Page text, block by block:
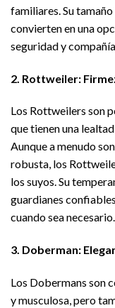
familiares. Su
convierten en una
seguridad y
2. Rottweiler:
Los Rottweilers son
que tienen una
Aunque a menudo
robusta, los
los suyos. Su
guardianes
cuando sea necesario.
3. Doberman:
Los Dobermans son
y musculosa, pero